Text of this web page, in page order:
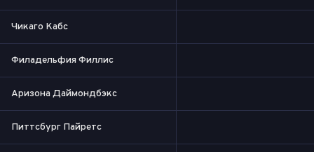
Чикаго Кабс
Филадельфия Филлис
Аризона Даймондбэкс
Питтсбург Пайретс